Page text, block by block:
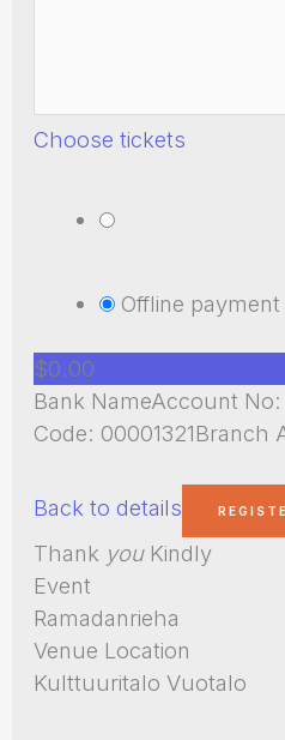
Choose tickets
Offline payment
$0.00
Bank NameAccount No:
Code: 00001321Branch
Back to details
Thank youKindly
Event
Ramadanrieha
Venue Location
Kulttuuritalo Vuotalo